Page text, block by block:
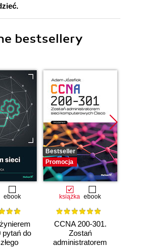
bestsellery
ebook
pytań do
Bestseller
Promocja
książka ebook
CCNA 200-301.
Zostań
administratorem